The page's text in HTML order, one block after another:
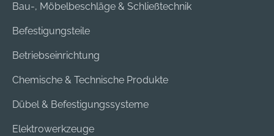
Bau-, Möbelbeschläge & Schließtechnik
Befestigungsteile
Betriebseinrichtung
Chemische & Technische Produkte
Dübel & Befestigungssysteme
Elektrowerkzeuge